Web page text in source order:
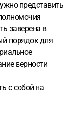
представить
заверена в
порядок для
верности
с собой на